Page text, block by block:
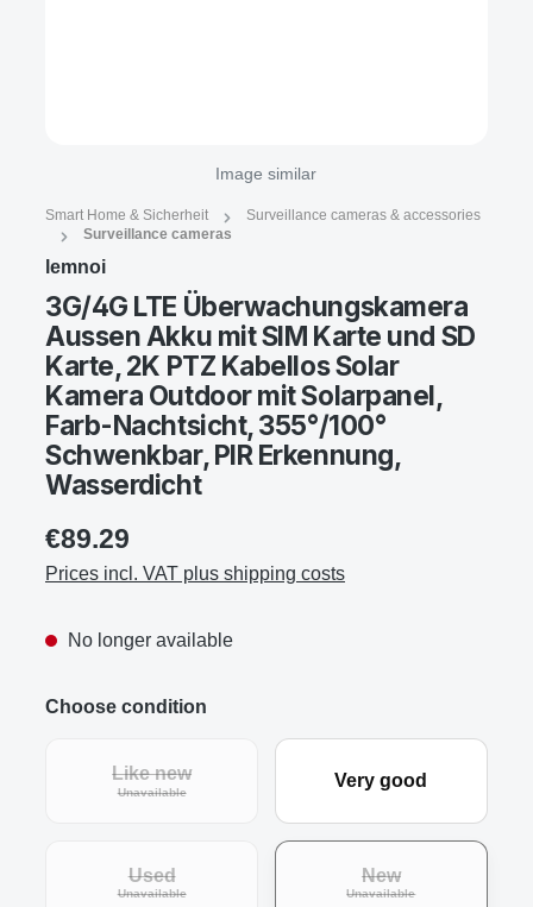
Image similar
Smart Home & Sicherheit
Surveillance cameras & accessories
Surveillance cameras
lemnoi
3G/4G LTE Überwachungskamera
Aussen Akku mit SIM Karte und SD
Karte, 2K PTZ Kabellos Solar
Kamera Outdoor mit Solarpanel,
Farb-Nachtsicht, 355°/100°
Schwenkbar, PIR Erkennung,
Wasserdicht
€89.29
Prices incl. VAT plus shipping costs
No longer available
Choose condition
Like new
Unavailable(This option is currently unavailable.)
Very good
Used
Unavailable(This option is currently unavailable.)
New
Unavailable(This option is